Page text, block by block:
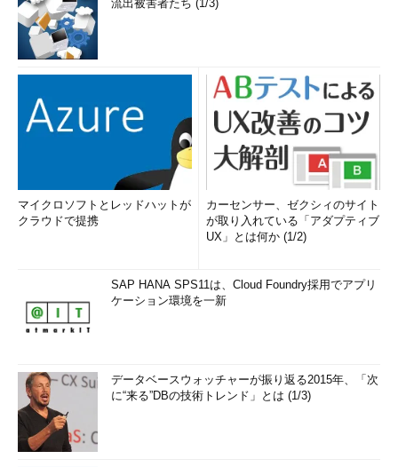
流出被害者たち (1/3)
マイクロソフトとレッドハットが
クラウドで提携
カーセンサー、ゼクシィのサイト
が取り入れている「アダプティブ
UX」とは何か (1/2)
SAP HANA SPS11は、Cloud Foundry採用でアプリ
ケーション環境を一新
データベースウォッチャーが振り返る2015年、「次
に“来る”DBの技術トレンド」とは (1/3)